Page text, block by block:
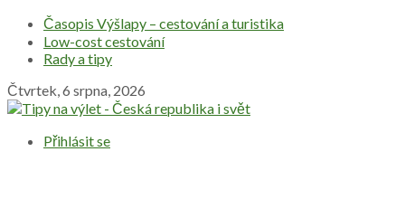
Časopis Výšlapy – cestování a turistika
Low-cost cestování
Rady a tipy
Čtvrtek, 6 srpna, 2026
Přihlásit se